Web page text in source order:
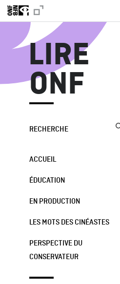
LIRE
ONF
RECHERCHE
ACCUEIL
ÉDUCATION
EN PRODUCTION
LES MOTS DES CINÉASTES
PERSPECTIVE DU
CONSERVATEUR